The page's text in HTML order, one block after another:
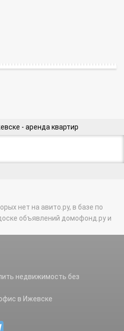
- аренда квартир
тер.
нп.
нет на авито.ру, в базе по
объявлений домофонд.ру и
недвижимость без
в Ижевске